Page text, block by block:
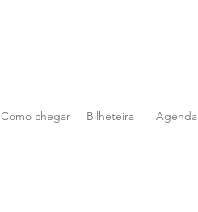
Como chegar Bilheteira Agenda